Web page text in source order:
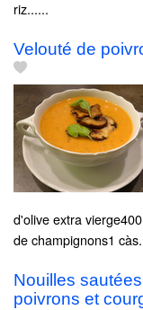
riz......
Velouté de
d'olive extra
de champignons1
Nouilles
poivrons et